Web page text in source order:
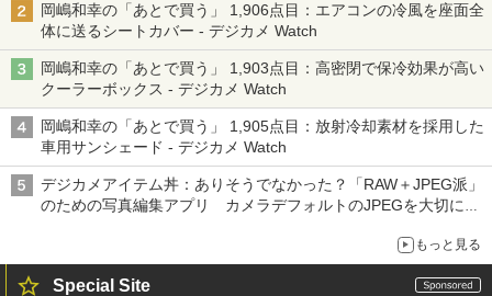
岡嶋和幸の「あとで買う」 1,906点目：エアコンの冷風を座面全
体に送るシートカバー - デジカメ Watch
岡嶋和幸の「あとで買う」 1,903点目：高密閉で保冷効果が高い
クーラーボックス - デジカメ Watch
岡嶋和幸の「あとで買う」 1,905点目：放射冷却素材を採用した
車用サンシェード - デジカメ Watch
デジカメアイテム丼：ありそうでなかった？「RAW＋JPEG派」
のための写真編集アプリ カメラデフォルトのJPEGを大切にす
もっと見る
Special Site